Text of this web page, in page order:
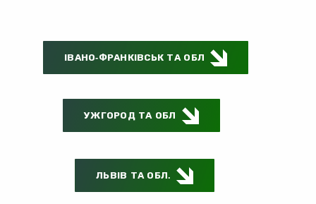
ЛЬВІВ ТА ОБЛ.
УЖГОРОД ТА ОБЛ
ІВАНО-ФРАНКІВСЬК ТА ОБЛ